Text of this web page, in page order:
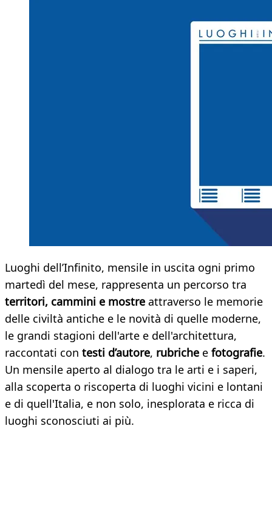
Luoghi dell’Infinito, mensile in uscita ogni primo
martedì del mese, rappresenta un percorso tra
territori, cammini e mostre attraverso le memorie
delle civiltà antiche e le novità di quelle moderne,
le grandi stagioni dell'arte e dell'architettura,
raccontati con testi d’autore, rubriche e fotografie.
Un mensile aperto al dialogo tra le arti e i saperi,
alla scoperta o riscoperta di luoghi vicini e lontani
e di quell'Italia, e non solo, inesplorata e ricca di
luoghi sconosciuti ai più.